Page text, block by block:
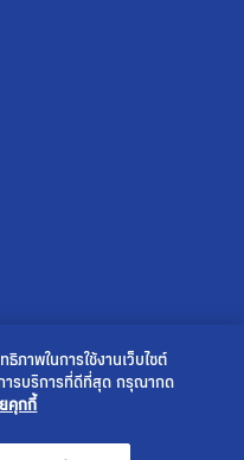
ภาพในการใช้งานเว็บไซต์
ารบริการที่ดีที่สุด กรุณากด
คุกกี้